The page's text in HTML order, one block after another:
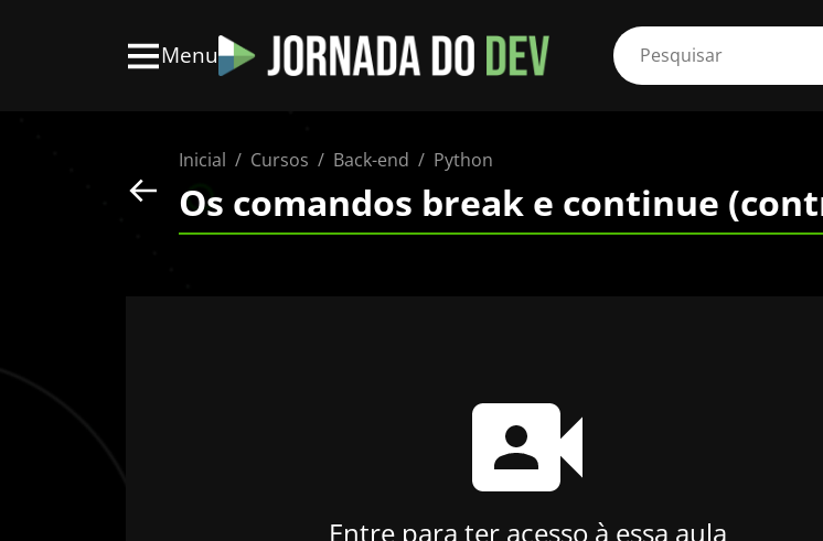
Menu
Inicial Cursos Back-end Python
Os comandos break e continue
Entre para ter acesso à essa aula